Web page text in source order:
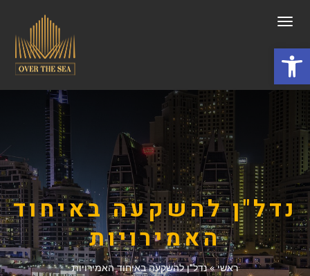
פתח סרגל נגישות
תפריט
נדל"ן להשקעה באיחוד
האמירויות
ראשי » נדל"ן להשקעה באיחוד האמירויות